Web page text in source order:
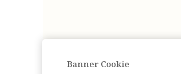
Banner Cookie